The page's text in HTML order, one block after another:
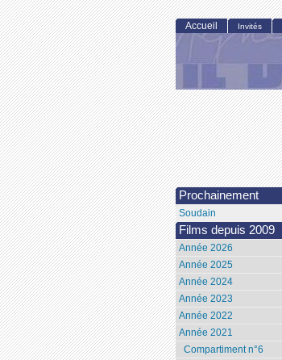
Accueil Invités
Prochainement
Soudain
Films depuis 2009
Année 2026
Année 2025
Année 2024
Année 2023
Année 2022
Année 2021
Compartiment n°6